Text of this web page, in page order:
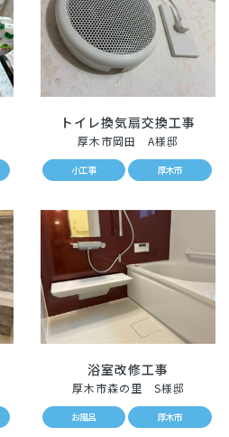
トイレ換気扇交換工事
厚木市岡田 A様邸
小工事 厚木市
浴室改修工事
厚木市森の里 S様邸
お風呂 厚木市